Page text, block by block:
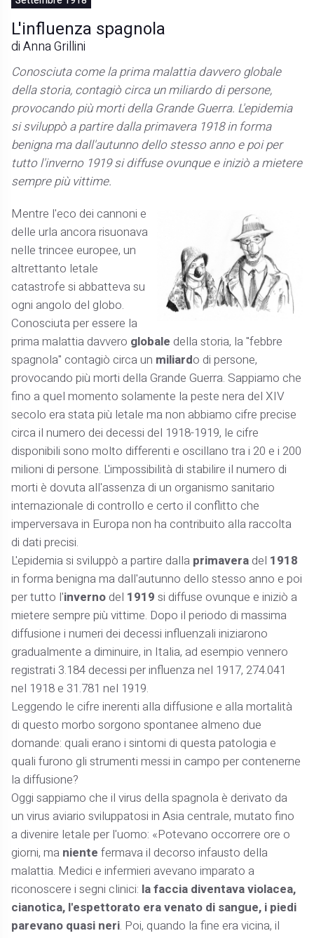
L'influenza spagnola
di Anna Grillini
Conosciuta come la prima malattia davvero globale
della storia, contagiò circa un miliardo di persone,
provocando più morti della Grande Guerra. L'epidemia
si sviluppò a partire dalla primavera 1918 in forma
benigna ma dall'autunno dello stesso anno e poi per
tutto l'inverno 1919 si diffuse ovunque e iniziò a mietere
sempre più vittime.
Mentre l'eco dei cannoni e
delle urla ancora risuonava
nelle trincee europee, un
altrettanto letale
catastrofe si abbatteva su
ogni angolo del globo.
Conosciuta per essere la
prima malattia davvero globale della storia, la "febbre
spagnola" contagiò circa un miliardo di persone,
provocando più morti della Grande Guerra. Sappiamo che
fino a quel momento solamente la peste nera del XIV
secolo era stata più letale ma non abbiamo cifre precise
circa il numero dei decessi del 1918-1919, le cifre
disponibili sono molto differenti e oscillano tra i 20 e i 200
milioni di persone. L'impossibilità di stabilire il numero di
morti è dovuta all'assenza di un organismo sanitario
internazionale di controllo e certo il conflitto che
imperversava in Europa non ha contribuito alla raccolta
di dati precisi.
L'epidemia si sviluppò a partire dalla primaveradel 1918
in forma benigna ma dall'autunno dello stesso anno e poi
per tutto l'invernodel 1919 si diffuse ovunque e iniziò a
mietere sempre più vittime. Dopo il periodo di massima
diffusione i numeri dei decessi influenzali iniziarono
gradualmente a diminuire, in Italia, ad esempio vennero
registrati 3.184 decessi per influenza nel 1917, 274.041
nel 1918 e 31.781 nel 1919.
Leggendo le cifre inerenti alla diffusione e alla mortalità
di questo morbo sorgono spontanee almeno due
domande: quali erano i sintomi di questa patologia e
quali furono gli strumenti messi in campo per contenerne
la diffusione?
Oggi sappiamo che il virus della spagnola è derivato da
un virus aviario sviluppatosi in Asia centrale, mutato fino
a divenire letale per l'uomo: «Potevano occorrere ore o
giorni, ma niente fermava il decorso infausto della
malattia. Medici e infermieri avevano imparato a
riconoscere i segni clinici: la faccia diventava violacea,
cianotica, l'espettorato era venato di sangue, i piedi
parevano quasi neri. Poi, quando la fine era vicina, il